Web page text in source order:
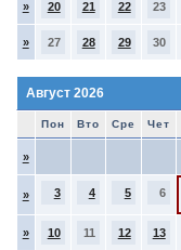
» 20 21 22 23
» 27 28 29 30
Август 2026
Пон Вто Сре Чет
»
» 3 4 5 6
» 10 11 12 13